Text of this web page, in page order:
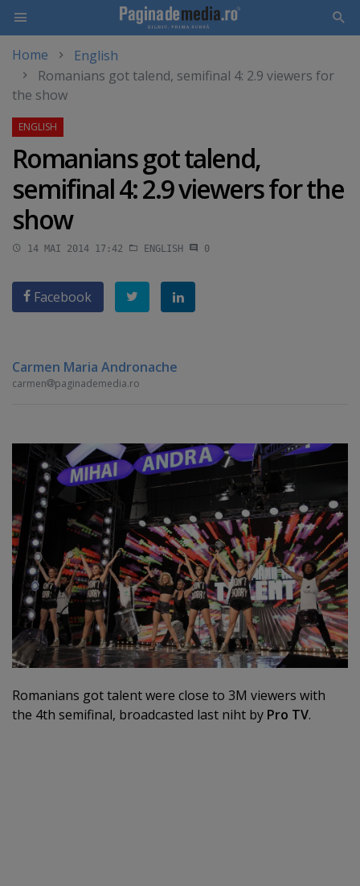
main
content
Home
English
Romanians got talend, semifinal 4: 2.9 viewers for
the show
Romanians got talend,
semifinal 4: 2.9 viewers for the
show
14 MAI 2014 17:42 ENGLISH 0
Facebook
Carmen Maria Andronache
carmen paginademedia.ro
Romanians got talent were close to 3M viewers with
the 4th semifinal, broadcasted last niht by Pro TV.